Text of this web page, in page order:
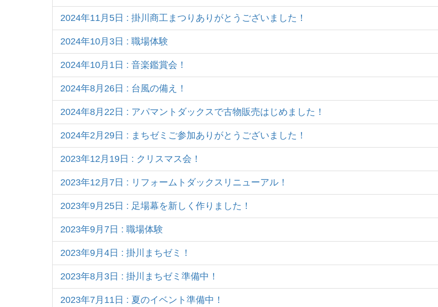
2024年11月5日 : 掛川商工まつりありがとうございました！
2024年10月3日 : 職場体験
2024年10月1日 : 音楽鑑賞会！
2024年8月26日 : 台風の備え！
2024年8月22日 : アパマントダックスで古物販売はじめました！
2024年2月29日 : まちゼミご参加ありがとうございました！
2023年12月19日 : クリスマス会！
2023年12月7日 : リフォームトダックスリニューアル！
2023年9月25日 : 足場幕を新しく作りました！
2023年9月7日 : 職場体験
2023年9月4日 : 掛川まちゼミ！
2023年8月3日 : 掛川まちゼミ準備中！
2023年7月11日 : 夏のイベント準備中！